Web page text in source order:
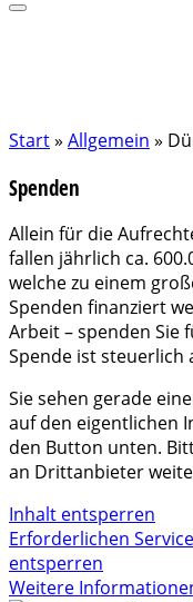
Start» Allgemein »
Spenden
Allein für die
fallen jährlich ca.
welche zu einem
Spenden finanziert
Arbeit – spenden Sie
Spende ist steuerlich
Sie sehen gerade
auf den eigentlichen
den Button unten.
an Drittanbieter
Inhalt entsperren
Erforderlichen
entsperren
Weitere